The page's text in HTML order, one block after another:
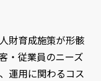
財育成施策が形骸
・従業員のニーズ
運用に関わるコス